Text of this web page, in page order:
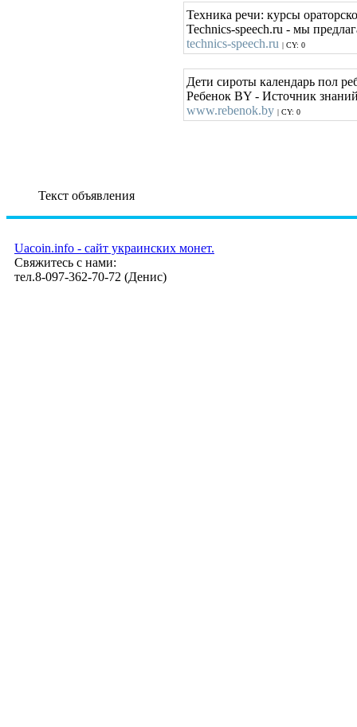
Техника речи: курсы
Technics-speech.ru - мы
technics-speech.ru | CY: 0
Дети сироты календарь пол
Ребенок BY - Источник
www.rebenok.by | CY: 0
Текст объявления
Uacoin.info - сайт украинских монет.
Свяжитесь с нами:
тел.8-097-362-70-72 (Денис)